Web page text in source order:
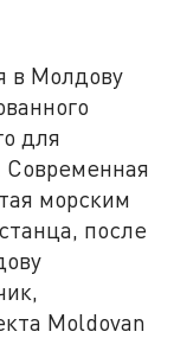
в Молдову
для
Современная
морским
после
Moldovan